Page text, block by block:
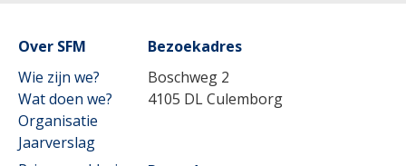
Over SFM
Wie zijn we?
Wat doen we?
Organisatie
Jaarverslag
Bezoekadres
Boschweg 2
4105 DL Culemborg